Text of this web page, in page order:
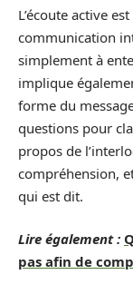
L’écoute active
communication
simplement à
implique
forme du
questions pour
propos de
compréhension,
qui est dit.
Lire également :
pas afin de